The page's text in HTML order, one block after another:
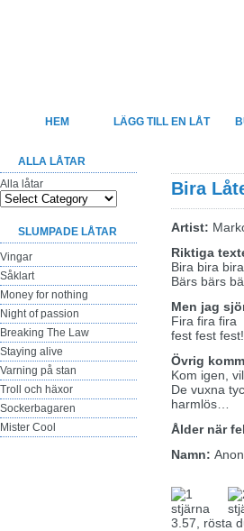
HEM LÄGG TILL EN LÅT
ALLA LÅTAR
Alla låtar
SLUMPADE LÅTAR
Vingar
Såklart
Money for nothing
Night of passion
Breaking The Law
Staying alive
Varning på stan
Troll och häxor
Sockerbagaren
Mister Cool
Bira
Artist:
Riktiga
Bira bira bira
Bärs bärs
Men jag
Fira fira fira
fest fest fest!
Övrig
Kom igen,
De vuxna
harmlös…
Ålder när
Namn:
3.57, rösta